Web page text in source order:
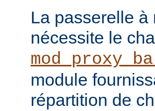
La passerelle à
nécessite le
module
répartition de